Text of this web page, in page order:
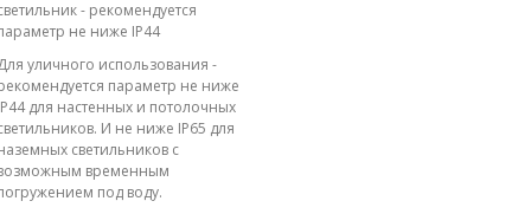
- рекомендуется
не ниже IP44
уличного использования -
параметр не ниже
для настенных и потолочных
И не ниже IP65 для
светильников с
временным
под воду.